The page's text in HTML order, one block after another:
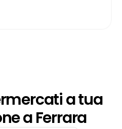
a tua
a Ferrara